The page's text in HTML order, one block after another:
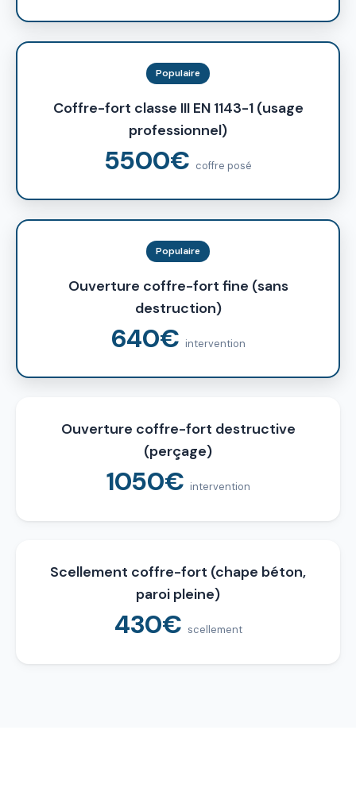
Populaire
Coffre-fort classe III EN 1143-1 (usage
professionnel)
5500€ coffre posé
Populaire
Ouverture coffre-fort fine (sans
destruction)
640€ intervention
Ouverture coffre-fort destructive
(perçage)
1050€ intervention
Scellement coffre-fort (chape béton,
paroi pleine)
430€ scellement